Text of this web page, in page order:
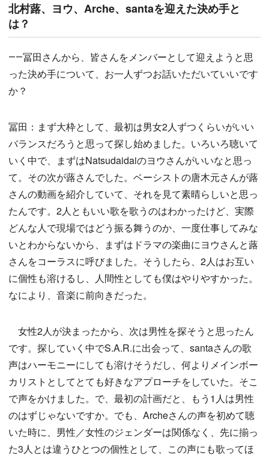
北村蕗、ヨウ、Arche、santaを迎えた決め手と
は？
――冨田さんから、皆さんをメンバーとして迎えようと思
った決め手について、お一人ずつお話いただいていいです
か？
冨田：まず大枠として、最初は男女2人ずつくらいがいい
バランスだろうと思って探し始めました。いろいろ聴いて
いく中で、まずはNatsudaidaiのヨウさんがいいなと思っ
て。その次が蕗さんでした。ベーシストの唐木元さんが蕗
さんの動画を紹介していて、それを見て素晴らしいと思っ
たんです。2人ともいい歌を歌うのはわかったけど、実際
どんな人で現場ではどう振る舞うのか、一度仕事してみな
いとわからないから、まずはドラマの楽曲にヨウさんと蕗
さんをコーラスに呼びました。そうしたら、2人はお互い
に個性も溶けるし、人間性としても僕はやりやすかった。
なにより、音楽に前向きだった。
女性2人が決まったから、次は男性を探そうと思ったん
です。探していく中でS.A.R.に出会って、santaさんの歌
声はハーモニーにしても溶けそうだし、何よりメインボー
カリストとしてとても好きなアプローチをしていた。そこ
で声をかけました。で、最初の計画だと、もう1人は男性
のはずじゃないですか。でも、Archeさんの声を初めて聴
いた時に、男性／女性のジェンダーは関係なく、先に揃っ
た3人とは違うひとつの個性として、この声にも歌ってほ